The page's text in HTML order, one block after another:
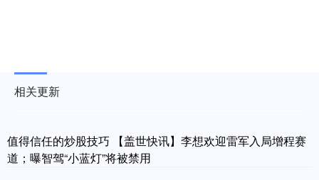
相关更新
值得信任的炒股技巧 【盖世快讯】李想欢迎雷军入局增程赛
道；曝智驾“小蓝灯”将被禁用